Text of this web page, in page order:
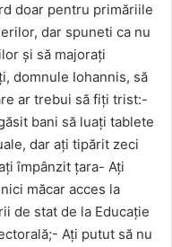
doar pentru primăriile
dar spuneti ca nu
și să majorați
domnule Iohannis, să
ar trebui să fiți trist:-
bani să luați tablete
dar ați tipărit zeci
împânzit țara- Ați
măcar acces la
de stat de la Educație
Ați putut să nu